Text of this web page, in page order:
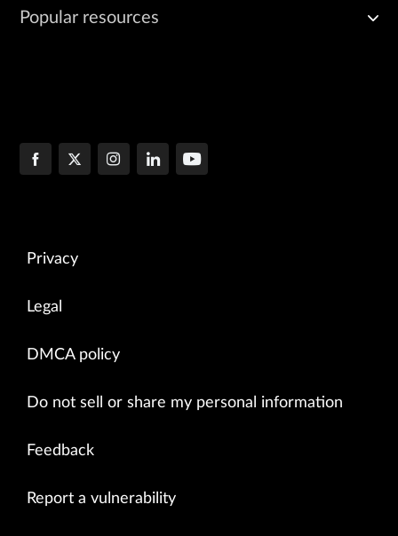
Popular resources
Privacy
Legal
DMCA policy
Do not sell or share my personal information
Feedback
Report a vulnerability